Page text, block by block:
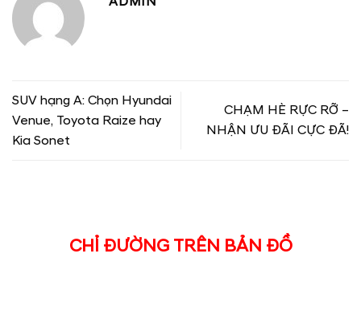
SUV hạng A: Chọn Hyundai
Venue, Toyota Raize hay
Kia Sonet
CHẠM HÈ RỰC RỠ –
NHẬN ƯU ĐÃI CỰC ĐÃ!
CHỈ ĐƯỜNG TRÊN BẢN ĐỒ